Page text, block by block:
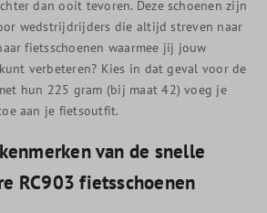
dan ooit tevoren. Deze schoenen zijn
wedstrijdrijders die altijd streven naar
fietsschoenen waarmee jij jouw
verbeteren? Kies in dat geval voor de
hun 225 gram (bij maat 42) voeg je
aan je fietsoutfit.
van de snelle
RC903 fietsschoenen